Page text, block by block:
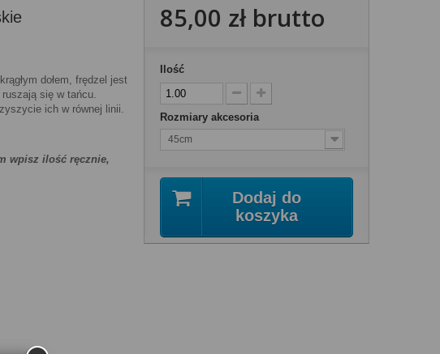
dołem, frędzel jest
się w tańcu.
ich w równej linii.
wpisz ilość ręcznie,
85,00 zł brutto
Ilość
Rozmiary akcesoria
45cm
Dodaj do
koszyka